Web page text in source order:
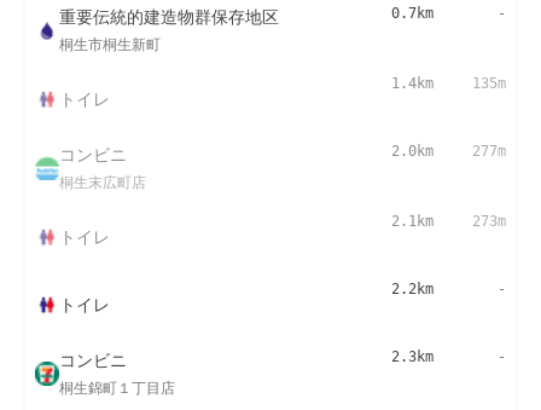
重要伝統的建造物群保存地区
桐生市桐生新町
0.7km -
トイレ
1.4km 135m
コンビニ
桐生末広町店
2.0km 277m
トイレ
2.1km 273m
トイレ
2.2km -
コンビニ
桐生錦町１丁目店
2.3km -